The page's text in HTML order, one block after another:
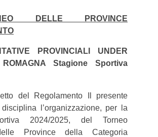
DELLE PROVINCE
PROVINCIALI UNDER
Stagione Sportiva
del Regolamento Il presente
l’organizzazione, per la
2024/2025, del Torneo
Province della Categoria